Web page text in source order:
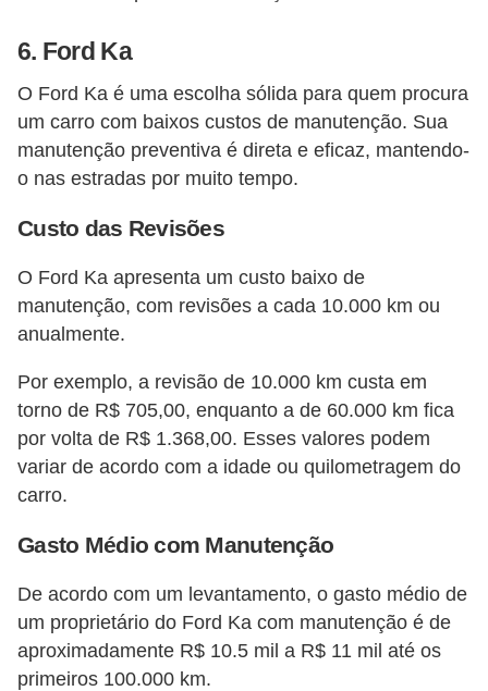
6. Ford Ka
O Ford Ka é uma escolha sólida para quem procura
um carro com baixos custos de manutenção. Sua
manutenção preventiva é direta e eficaz, mantendo-
o nas estradas por muito tempo.
Custo das Revisões
O Ford Ka apresenta um custo baixo de
manutenção, com revisões a cada 10.000 km ou
anualmente.
Por exemplo, a revisão de 10.000 km custa em
torno de R$ 705,00, enquanto a de 60.000 km fica
por volta de R$ 1.368,00. Esses valores podem
variar de acordo com a idade ou quilometragem do
carro​​.
Gasto Médio com Manutenção
De acordo com um levantamento, o gasto médio de
um proprietário do Ford Ka com manutenção é de
aproximadamente R$ 10.5 mil a R$ 11 mil até os
primeiros 100.000 km.